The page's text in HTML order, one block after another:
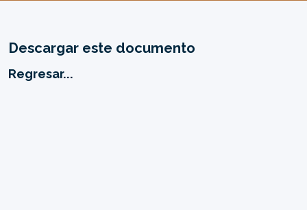
Descargar este documento
Regresar...